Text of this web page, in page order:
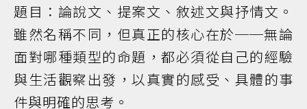
題目：論說文、提案文、敘述文與抒情文。
雖然名稱不同，但真正的核心在於──無論
面對哪種類型的命題，都必須從自己的經驗
與生活觀察出發，以真實的感受、具體的事
件與明確的思考。